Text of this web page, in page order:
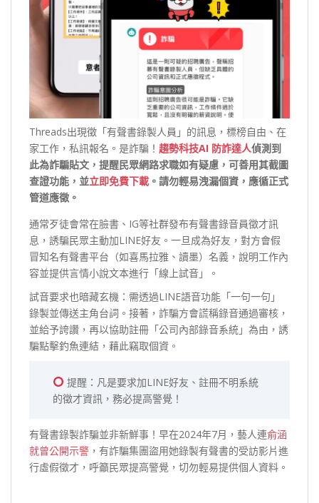
Threads出現徵「有聲書錄製人員」的訊息，標榜自由、在
家工作，私訊報名。是詐騙！ 趨勢科技AI 防詐達人偵測到
此為詐騙貼文，提醒民眾網路求職如有疑慮，可善用其截圖
查證功能，並立即免費下載 。請勿輕易洩漏個資，應循正式
管道應徵。
通常歹徒會常在臉書、IG等社群發布有聲書錄音員徵才訊
息，誘騙民眾主動加LINE好友。一旦成為好友，對方會假
冒知名有聲書平台（如喜馬拉雅、讀墨）名義，說明工作內
容並提供言情小說文本進行「線上試音」。
試音要求也暗藏玄機：需透過LINE語音功能「一句一句」
錄製並傳送主角台詞。接著，詐騙方會謊稱錄音通過審核，
並給予誇讚，再以協助註冊「公司內部錄音系統」為由，誘
騙點擊釣魚連結，藉此竊取個資。
提醒：凡是要求加LINE好友、註冊不明系統
的徵才資訊，務必提高警覺！
有聲書錄製詐騙並非新鮮事！早在2024年7月，藝人連俞涵
就曾公開示警 ，有詐騙集團盜用她錄製有聲書的受訪影片進
行虛假徵才，呼籲民眾提高警覺，切勿輕易提供個人資料。